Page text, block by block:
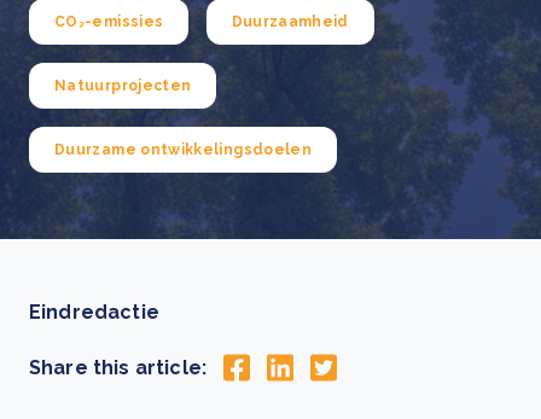
CO₂-emissies Duurzaamheid
Natuurprojecten
Duurzame ontwikkelingsdoelen
Eindredactie
Share this article: